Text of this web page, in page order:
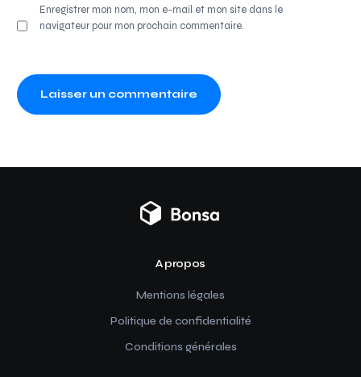
Enregistrer mon nom, mon e-mail et mon site dans le
navigateur pour mon prochain commentaire.
A propos
Mentions légales
Politique de confidentialité
Conditions générales